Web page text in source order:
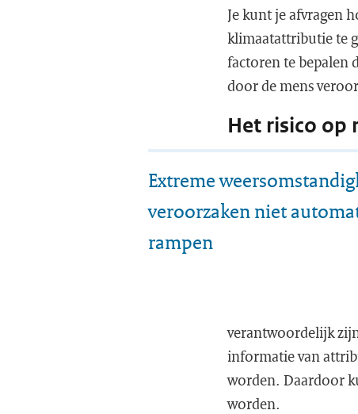
Je kunt je afvragen
klimaatattributie te
factoren te bepalen
door de mens
Het risico op
Extreme
veroorzaken niet
rampen
verantwoordelijk
informatie van
worden. Daardoor
worden.